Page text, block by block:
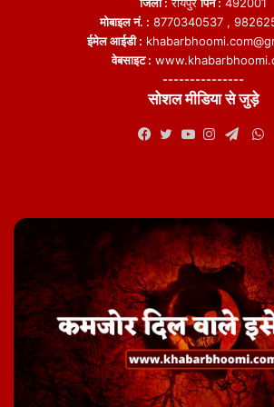
बल्कि आम जनता को न्याय व्यवस्था से सीधे जोड़ने का
प्रशासन और नागरिकों के बीच की दूरी कम की है तथा
डिजिटल इंडिया के इस दौर में छत्तीसगढ़ की यह पहल
सुविधाएं बढ़ाने के लिए नहीं, बल्कि शासन को अधिक
सपने को मजबूत आधार प्रदान कर रही है।जहां न्याय,
लोगों की उंगलियों पर उपलब्ध है।
विष्णु प्रसाद वर्मा
सहायक संचालक
मोबाइल नं. : 8770340537 ,
ईमेल आईडी :
वेबसाइट :
---------------
सोशल मीडिया से जुड़े